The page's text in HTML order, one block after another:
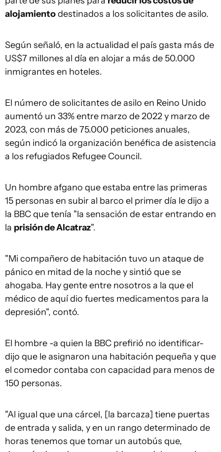
alojamientodestinados a los solicitantes de asilo.
Según señaló, en la actualidad el país gasta más de
US$7 millones al día en alojar a más de 50.000
inmigrantes en hoteles.
El número de solicitantes de asilo en Reino Unido
aumentó un 33% entre marzo de 2022 y marzo de
2023, con más de 75.000 peticiones anuales,
según indicó la organización benéfica de asistencia
a los refugiados Refugee Council.
Un hombre afgano que estaba entre las primeras
15 personas en subir al barco el primer día le dijo a
la BBC que tenía "la sensación de estar entrando en
la prisión de Alcatraz".
"Mi compañero de habitación tuvo un ataque de
pánico en mitad de la noche y sintió que se
ahogaba. Hay gente entre nosotros a la que el
médico de aquí dio fuertes medicamentos para la
depresión", contó.
El hombre -a quien la BBC prefirió no identificar-
dijo que le asignaron una habitación pequeña y que
el comedor contaba con capacidad para menos de
150 personas.
"Al igual que una cárcel, [la barcaza] tiene puertas
de entrada y salida, y en un rango determinado de
horas tenemos que tomar un autobús que,